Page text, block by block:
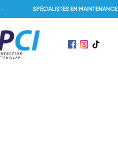
SPÉCIALISTES EN MAINTENANCE